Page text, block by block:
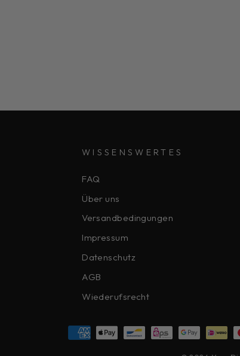
WISSENSWERTES
FAQ
Über uns
Versandbedingungen
Impressum
Datenschutz
AGB
Wiederufsrecht